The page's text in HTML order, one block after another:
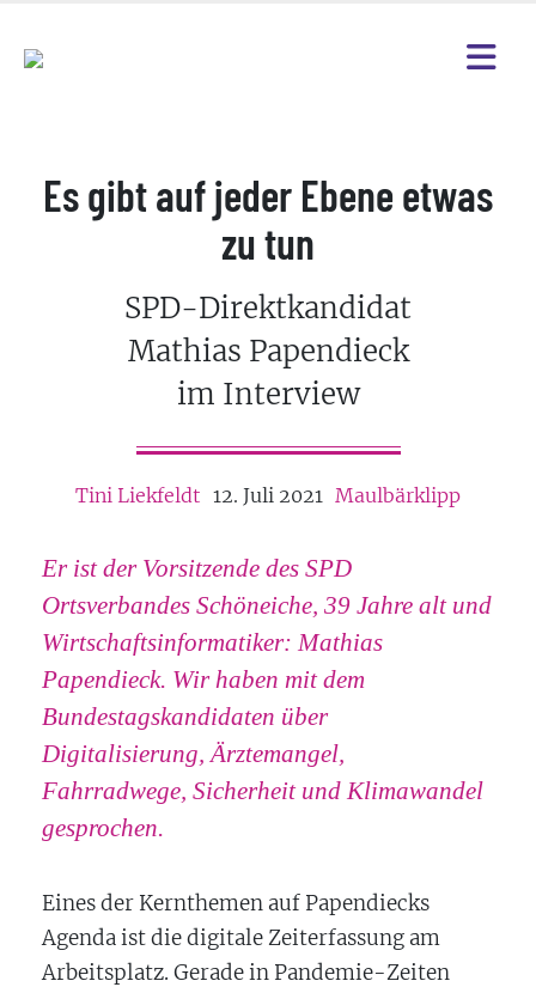
Es gibt auf jeder Ebene etwas
zu tun
SPD-Direktkandidat
Mathias Papendieck
im Interview
Tini Liekfeldt 12. Juli 2021 Maulbärklipp
Er ist der Vorsitzende des SPD
Ortsverbandes Schöneiche, 39 Jahre alt und
Wirtschaftsinformatiker: Mathias
Papendieck. Wir haben mit dem
Bundestagskandidaten über
Digitalisierung, Ärztemangel,
Fahrradwege, Sicherheit und Klimawandel
gesprochen.
Eines der Kernthemen auf Papendiecks
Agenda ist die digitale Zeiterfassung am
Arbeitsplatz. Gerade in Pandemie-Zeiten